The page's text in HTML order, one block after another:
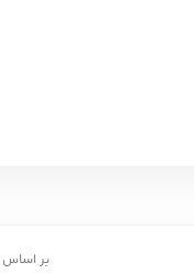
بر اساس 0 نظر